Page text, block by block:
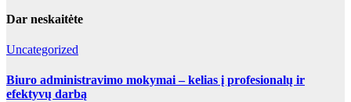
Dar neskaitėte
Uncategorized
Biuro administravimo mokymai – kelias į profesionalų ir
efektyvų darbą